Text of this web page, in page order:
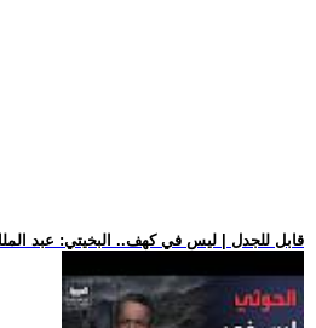
.. قابل للجدل | ليس في كهف.. البخيتي: عبد